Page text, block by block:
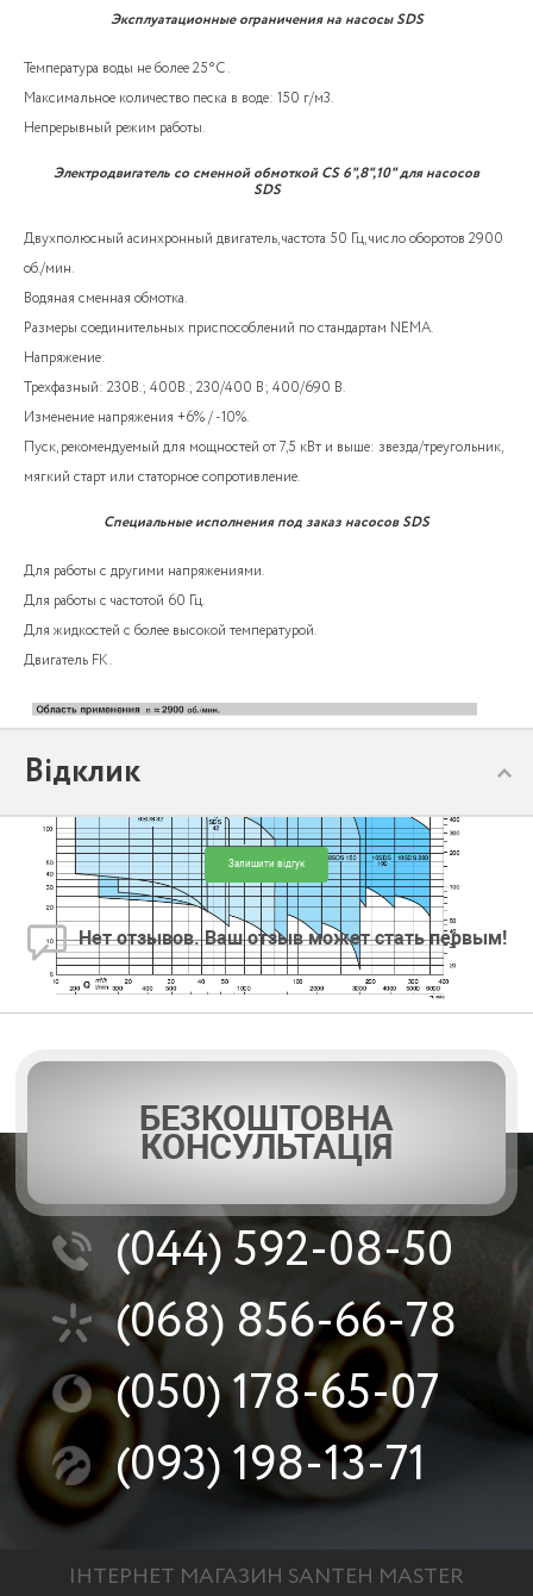
Эксплуатационные ограничения на насосы SDS
Температура воды не более 25°C .
Максимальное количество песка в воде: 150 г/м3.
Непрерывный режим работы.
Электродвигатель со сменной обмоткой CS 6",8",10" для насосов
SDS
Двухполюсный асинхронный двигатель, частота 50 Гц, число оборотов 2900
об./мин.
Водяная сменная обмотка.
Размеры соединительных приспособлений по стандартам NEMA.
Напряжение:
Трехфазный: 230В.; 400В.; 230/400 В; 400/690 В.
Изменение напряжения +6% / -10%.
Пуск, рекомендуемый для мощностей от 7,5 кВт и выше: звезда/треугольник,
мягкий старт или статорное сопротивление.
Специальные исполнения под заказ насосов SDS
Для работы с другими напряжениями.
Для работы с частотой 60 Гц.
Для жидкостей с более высокой температурой.
Двигатель FK.
Відклик
Залишити відгук
Нет отзывов. Ваш отзыв может стать первым!
БЕЗКОШТОВНА
КОНСУЛЬТАЦІЯ
(044)592-08-50
(068) 856-66-78
(050)178-65-07
(093)198-13-71
ІНТЕРНЕТ МАГАЗИН SANTEH MASTER